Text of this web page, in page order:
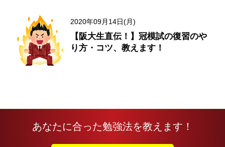
2020年09月14日(月)
【阪大生直伝！】冠模試の復習のや
り方・コツ、教えます！
あなたに合った勉強法を教えます！